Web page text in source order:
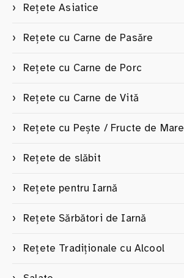
Rețete Asiatice
Rețete cu Carne de Pasăre
Rețete cu Carne de Porc
Rețete cu Carne de Vită
Rețete cu Pește / Fructe de Mare
Rețete de slăbit
Rețete pentru Iarnă
Rețete Sărbători de Iarnă
Rețete Tradiționale cu Alcool